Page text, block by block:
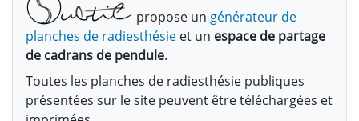
propose un générateur de
planches de radiesthésie et un espace de partage
de cadrans de pendule.
Toutes les planches de radiesthésie publiques
présentées sur le site peuvent être téléchargées et